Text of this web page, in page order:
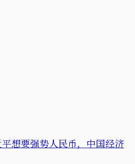
平想要强势人民币，中国经济